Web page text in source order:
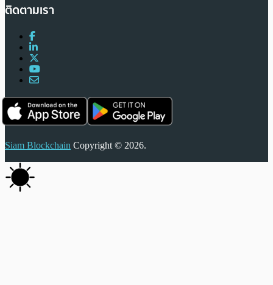
ติดตามเรา
Siam Blockchain Copyright © 2026.